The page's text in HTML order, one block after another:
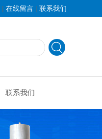
| 在线留言 | 联系我们
联系我们